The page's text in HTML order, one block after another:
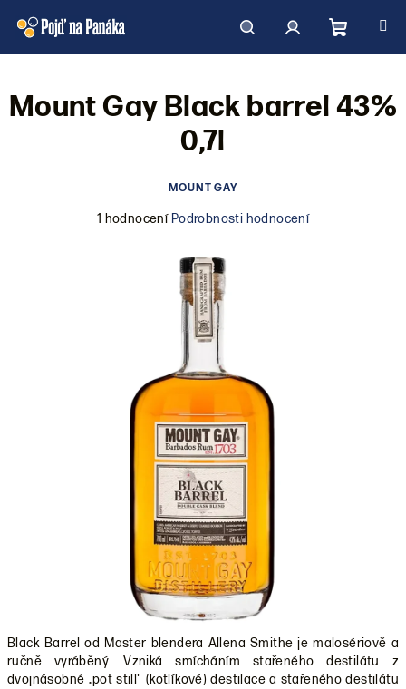
HledatPřihlášeníNákupní
košík
Black Barrel od Master blendera Allena Smithe je malosériově a
ručně vyráběný. Vzniká smícháním stařeného destilátu z
dvojnásobné „pot still" (kotlíkové) destilace a stařeného destilátu
Mount Gay Black barrel 43%
0,7l
MOUNT GAY
1 hodnocení Podrobnosti hodnocení